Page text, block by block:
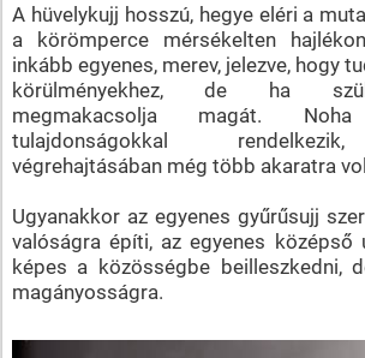
A hüvelykujj hosszú, hegye eléri a
a körömperce mérsékelten
inkább egyenes, merev, jelezve, hogy
körülményekhez, de ha
megmakacsolja magát.
tulajdonságokkal
végrehajtásában még több akaratra
Ugyanakkor az egyenes gyűrűsujj
valóságra építi, az egyenes középső
képes a közösségbe beilleszkedni,
magányosságra.